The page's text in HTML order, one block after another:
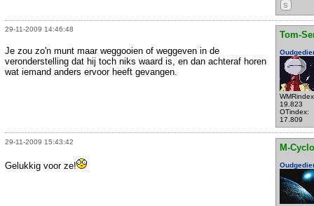
S
29-11-2009 14:46:48
Tom-
19.823
OTindex:
17.809
Je zou zo'n munt maar weggooien of weggeven in de
veronderstelling dat hij toch niks waard is, en dan achteraf horen
wat iemand anders ervoor heeft gevangen.
29-11-2009 15:43:42
M-
Gelukkig voor ze!